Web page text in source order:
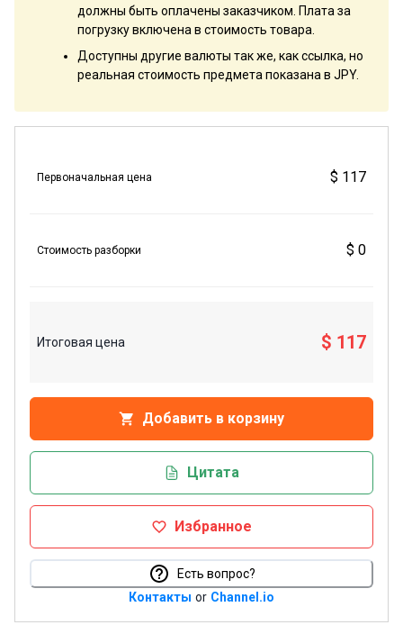
должны быть оплачены заказчиком. Плата за
погрузку включена в стоимость товара.
Доступны другие валюты так же, как ссылка, но
реальная стоимость предмета показана в JPY.
Первоначальная цена $ 117
Стоимость разборки $ 0
Итоговая цена $ 117
Добавить в корзину
Цитата
Избранное
Есть вопрос?
Контакты or Channel.io